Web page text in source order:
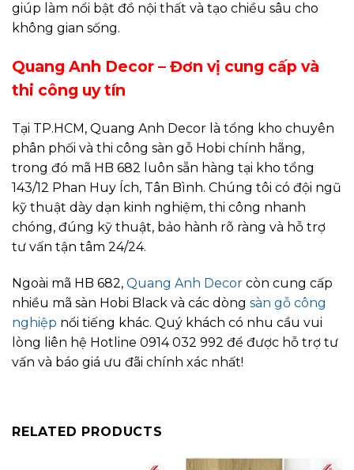
giúp làm nổi bật đồ nội thất và tạo chiều sâu cho
không gian sống.
Quang Anh Decor – Đơn vị cung cấp và
thi công uy tín
Tại TP.HCM, Quang Anh Decor là tổng kho chuyên
phân phối và thi công sàn gỗ Hobi chính hãng,
trong đó mã HB 682 luôn sẵn hàng tại kho tổng
143/12 Phan Huy Ích, Tân Bình. Chúng tôi có đội ngũ
kỹ thuật dày dạn kinh nghiệm, thi công nhanh
chóng, đúng kỹ thuật, bảo hành rõ ràng và hỗ trợ
tư vấn tận tâm 24/24.
Ngoài mã HB 682, Quang Anh Decor còn cung cấp
nhiều mã sàn Hobi Black và các dòng sàn gỗ công
nghiệp nổi tiếng khác. Quý khách có nhu cầu vui
lòng liên hệ Hotline 0914 032 992 để được hỗ trợ tư
vấn và báo giá ưu đãi chính xác nhất!
RELATED PRODUCTS